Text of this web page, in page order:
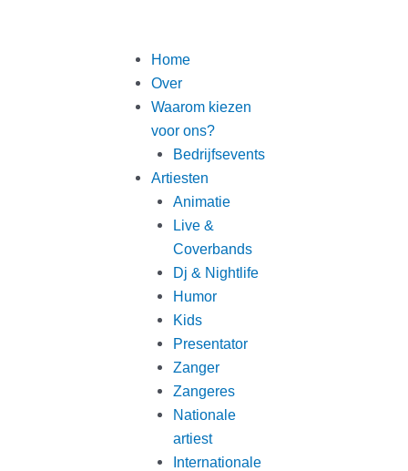
Home
Over
Waarom kiezen
voor ons?
Bedrijfsevents
Artiesten
Animatie
Live &
Coverbands
Dj & Nightlife
Humor
Kids
Presentator
Zanger
Zangeres
Nationale
artiest
Internationale